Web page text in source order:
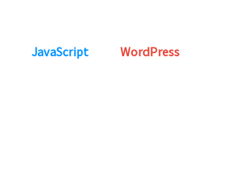
JavaScript WordPress